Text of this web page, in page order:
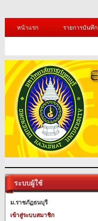
หน้าแรก รายการบันทึก
ระบบผู้ใช้
ม.ราชภัฏธนบุรี
เข้าสู่ระบบสมาชิก